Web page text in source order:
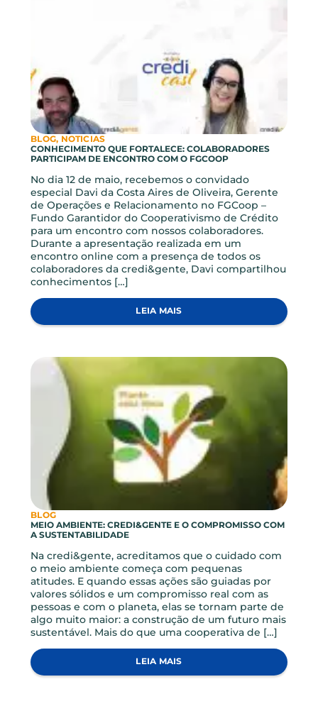
BLOG, INVESTIMENTOS
GUIA APLICATIVO
Dicas para você navegar pelo nosso app. Com o
app da Credi você tem os benefícios da sua
instituição financeira de forma simples e fácil.
Após realizar seu acesso ao app da Credi, você
poderá consultar e movimentar a sua conta
corrente, fazer transferências para suas contas ou
de terceiros via TED, realizar investimentos,
resgates […]
LEIA MAIS
BLOG, NOTICIAS
PARTICIPAM DE ENCONTRO COM O FGCOOP
No dia 12 de maio, recebemos o convidado
especial Davi da Costa Aires de Oliveira, Gerente
de Operações e Relacionamento no FGCoop –
Fundo Garantidor do Cooperativismo de Crédito
para um encontro com nossos colaboradores.
Durante a apresentação realizada em um
encontro online com a presença de todos os
colaboradores da credi&gente, Davi compartilhou